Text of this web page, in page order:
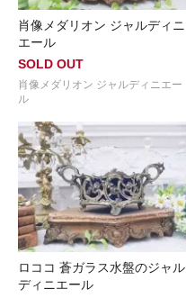
肖像メダリオン ジャルディニ
エール
SOLD OUT
肖像メダリオン ジャルディニエー
ル
ロココ 蒼ガラス水盤のジャル
ディニエール